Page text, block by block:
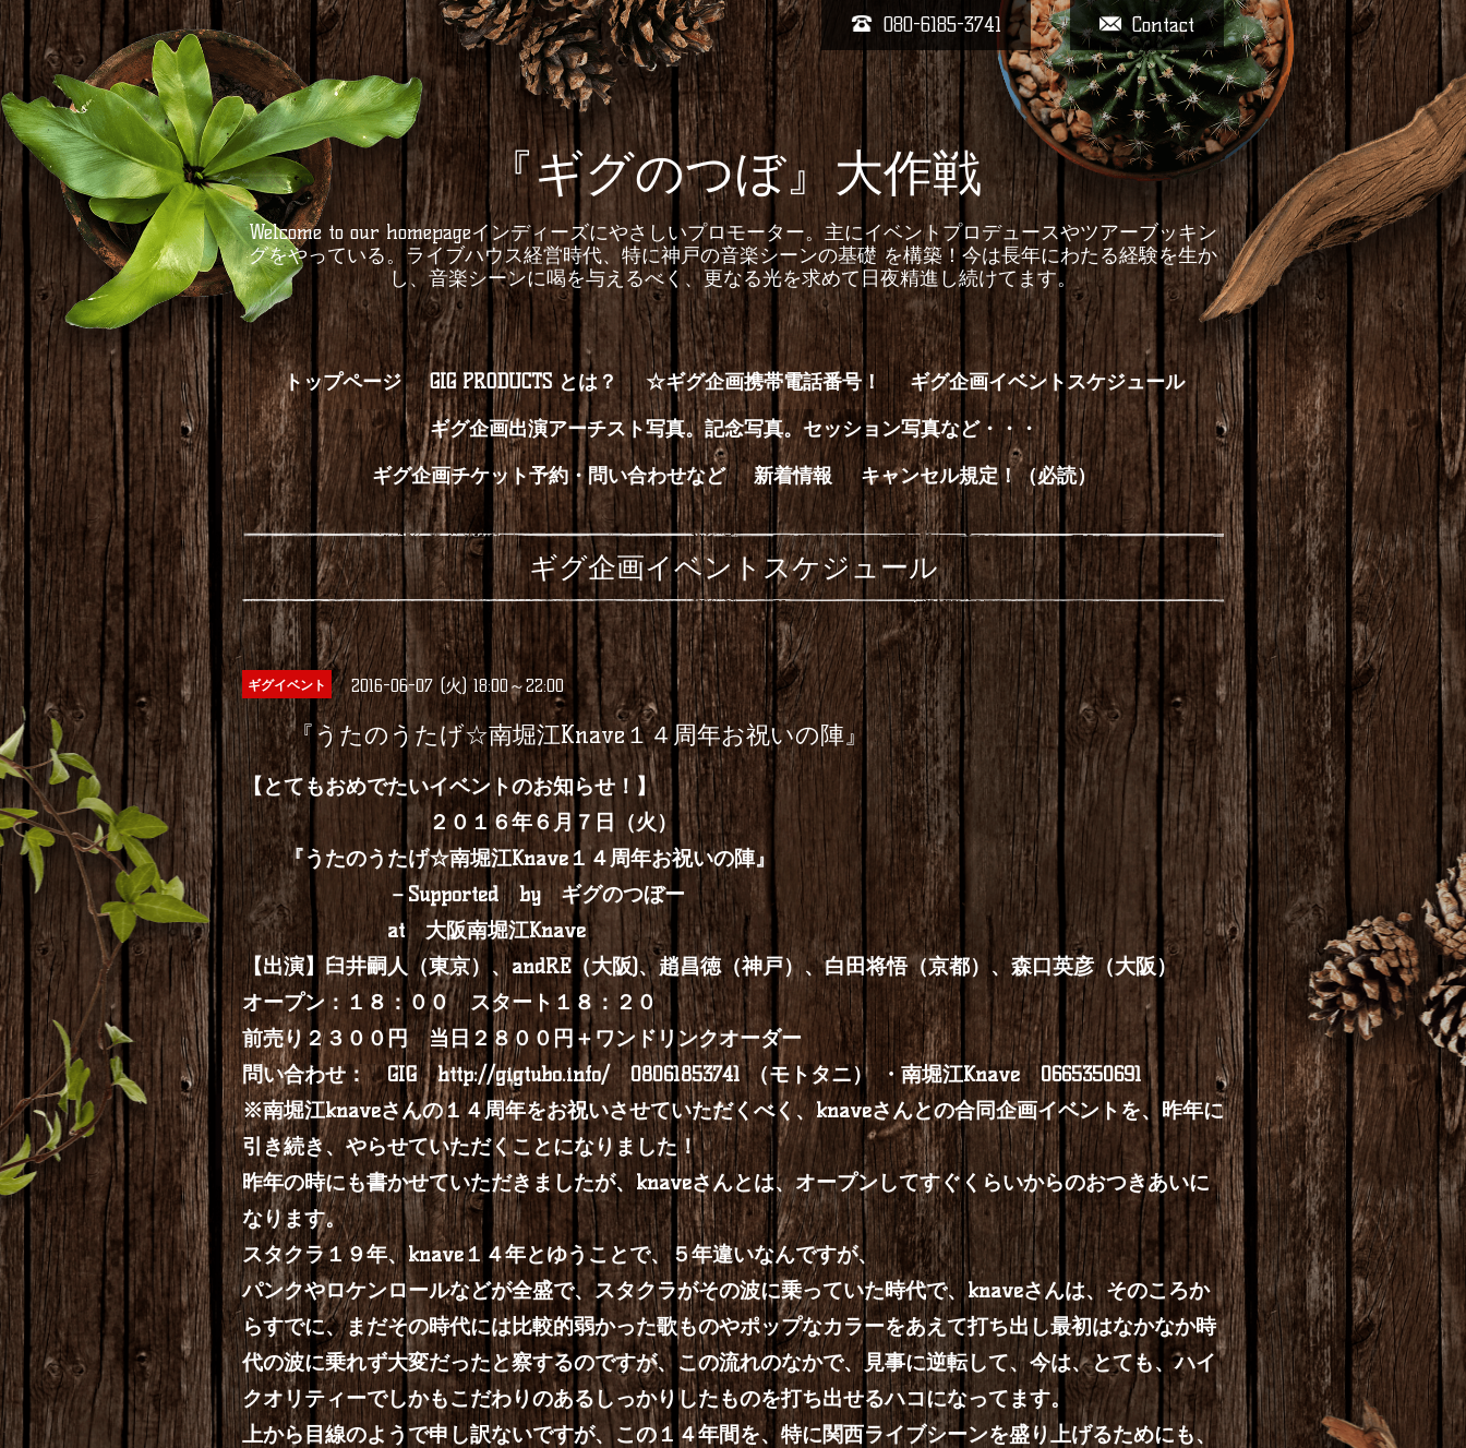
Contact
080-6185-3741
『ギグのつぼ』大作戦
Welcome to our homepageインディーズにやさしいプロモーター。主にイベントプロデュースやツアーブッキン
グをやっている。ライブハウス経営時代、特に神戸の音楽シーンの基礎 を構築！今は長年にわたる経験を生か
し、音楽シーンに喝を与えるべく、更なる光を求めて日夜精進し続けてます。
トップページ GIG PRODUCTS とは？ ☆ギグ企画携帯電話番号！
ギグ企画イベントスケジュール
ギグ企画出演アーチスト写真。記念写真。セッション写真など・・・
ギグ企画チケット予約・問い合わせなど
新着情報 キャンセル規定！（必読）
ギグ企画イベントスケジュール
ギグイベント 2016-06-07 (火) 18:00～22:00
『うたのうたげ☆南堀江Knave１４周年お祝いの陣』
【とてもおめでたいイベントのお知らせ！】
２０１６年６月７日（火）
『うたのうたげ☆南堀江Knave１４周年お祝いの陣』
－Supported by ギグのつぼー
at 大阪南堀江Knave
【出演】臼井嗣人（東京）、andRE（大阪)、趙昌徳（神戸）、白田将悟（京都）、森口英彦（大阪）
オープン：１８：００ スタート１８：２０
前売り２３００円 当日２８００円＋ワンドリンクオーダー
問い合わせ： GIGhttp://gigtubo.info/08061853741 （モトタニ） ・南堀江Knave 0665350691
※南堀江knaveさんの１４周年をお祝いさせていただくべく、knaveさんとの合同企画イベントを、昨年に
引き続き、やらせていただくことになりました！
昨年の時にも書かせていただきましたが、knaveさんとは、オープンしてすぐくらいからのおつきあいに
なります。
スタクラ１９年、knave１４年とゆうことで、５年違いなんですが、
パンクやロケンロールなどが全盛で、スタクラがその波に乗っていた時代で、knaveさんは、そのころか
らすでに、まだその時代には比較的弱かった歌ものやポップなカラーをあえて打ち出し最初はなかなか時
代の波に乗れず大変だったと察するのですが、この流れのなかで、見事に逆転して、今は、とても、ハイ
クオリティーでしかもこだわりのあるしっかりしたものを打ち出せるハコになってます。
上から目線のようで申し訳ないですが、この１４年間を、特に関西ライブシーンを盛り上げるためにも、